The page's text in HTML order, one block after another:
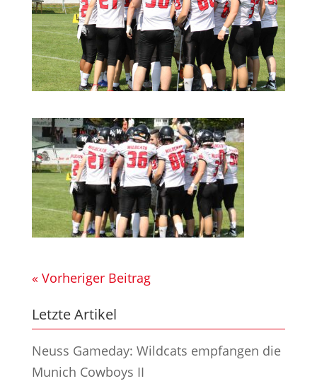
« Vorheriger Beitrag
Letzte Artikel
Neuss Gameday: Wildcats empfangen die
Munich Cowboys II